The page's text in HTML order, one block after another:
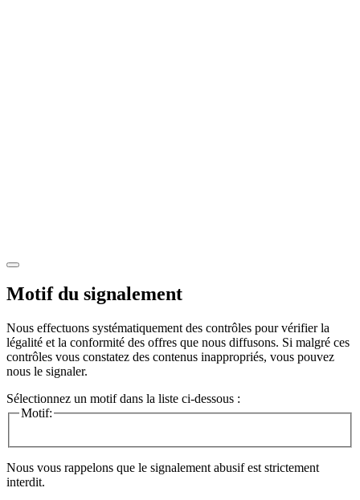
Motif du signalement
Nous effectuons systématiquement des contrôles pour vérifier la
légalité et la conformité des offres que nous diffusons. Si malgré ces
contrôles vous constatez des contenus inappropriés, vous pouvez
nous le signaler.
Sélectionnez un motif dans la liste ci-dessous :
Motif:
Nous vous rappelons que le signalement abusif est strictement
interdit.